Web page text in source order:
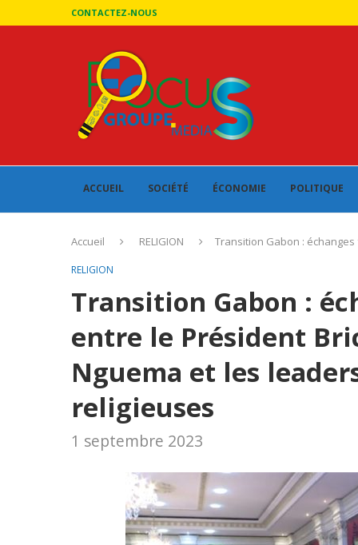
CONTACTEZ-NOUS
ACCUEIL SOCIÉTÉ ÉCONOMIE POLITIQUE
Accueil RELIGION Transition Gabon :
RELIGION
Transition Gabon :
entre le Président
Nguema et les
religieuses
1 septembre 2023